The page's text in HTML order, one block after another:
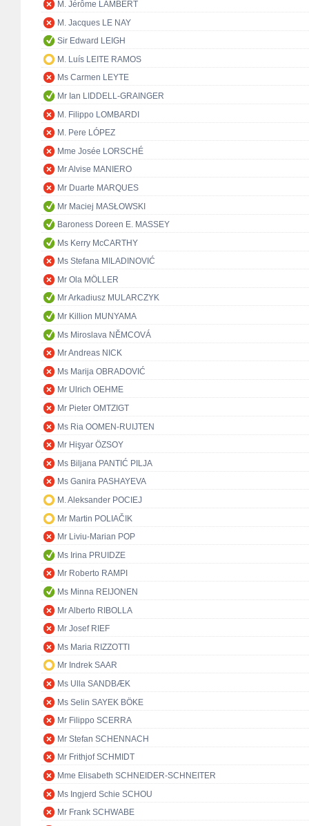
M. Jérôme LAMBERT
M. Jacques LE NAY
Sir Edward LEIGH
M. Luís LEITE RAMOS
Ms Carmen LEYTE
Mr Ian LIDDELL-GRAINGER
M. Filippo LOMBARDI
M. Pere LÓPEZ
Mme Josée LORSCHÉ
Mr Alvise MANIERO
Mr Duarte MARQUES
Mr Maciej MASŁOWSKI
Baroness Doreen E. MASSEY
Ms Kerry McCARTHY
Ms Stefana MILADINOVIĆ
Mr Ola MÖLLER
Mr Arkadiusz MULARCZYK
Mr Killion MUNYAMA
Ms Miroslava NĚMCOVÁ
Mr Andreas NICK
Ms Marija OBRADOVIĆ
Mr Ulrich OEHME
Mr Pieter OMTZIGT
Ms Ria OOMEN-RUIJTEN
Mr Hişyar ÖZSOY
Ms Biljana PANTIĆ PILJA
Ms Ganira PASHAYEVA
M. Aleksander POCIEJ
Mr Martin POLIAČIK
Mr Liviu-Marian POP
Ms Irina PRUIDZE
Mr Roberto RAMPI
Ms Minna REIJONEN
Mr Alberto RIBOLLA
Mr Josef RIEF
Ms Maria RIZZOTTI
Mr Indrek SAAR
Ms Ulla SANDBÆK
Ms Selin SAYEK BÖKE
Mr Filippo SCERRA
Mr Stefan SCHENNACH
Mr Frithjof SCHMIDT
Mme Elisabeth SCHNEIDER-SCHNEITER
Ms Ingjerd Schie SCHOU
Mr Frank SCHWABE